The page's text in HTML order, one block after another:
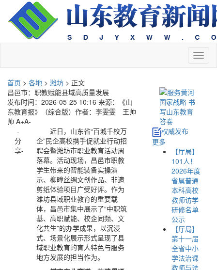
切
换
首页 > 各地 > 潍坊 > 正文
昌邑市：职教赋能县域高质量发展
发布时间：2026-05-25 10:16 来源：《山
东教育报》（综合版） 作者：李雯雯 王帅
帅 A+A-
-
分
享-
近日，山东省“百城千校万
企”民企高校携手促就业行动招
聘会暨潍坊市职业教育活动周
落幕。活动现场，昌邑市职教
学生带来的智能装备实操演
示、柳疃丝绸文创作品、非遗
剪纸体验项目广受好评。作为
潍坊县域职业教育的重要载
体，昌邑市集中展示了“中职筑
基、高职赋能、校企同频、文
化共生”的办学成果，以沉浸
式、场景化展示形式呈现了县
域职业教育的育人特色与服务
地方发展的担当作为。
权威发布
更多
【厅局】
101人！
2026年度
省属普通
本科高校
教师访学
研修名单
公示
【厅局】
第十一届
全省中小
学法治课
教师与法